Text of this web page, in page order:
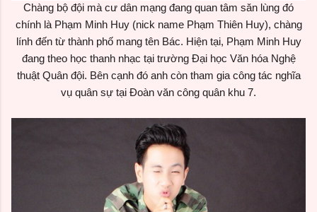
Chàng bộ đội mà cư dân mạng đang quan tâm săn lùng đó
chính là Phạm Minh Huy (nick name Phạm Thiên Huy), chàng
lính đến từ thành phố mang tên Bác. Hiện tại, Phạm Minh Huy
đang theo học thanh nhạc tại trường Đại học Văn hóa Nghệ
thuật Quân đội. Bên cạnh đó anh còn tham gia công tác nghĩa
vụ quân sự tại Đoàn văn công quân khu 7.